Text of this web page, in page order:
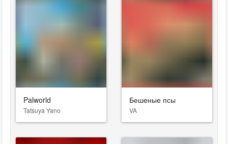
Palworld
Tatsuya Yano
Бешеные псы
VA